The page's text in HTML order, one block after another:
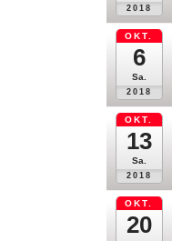
2018
OKT.
6
Sa.
2018
OKT.
13
Sa.
2018
OKT.
20